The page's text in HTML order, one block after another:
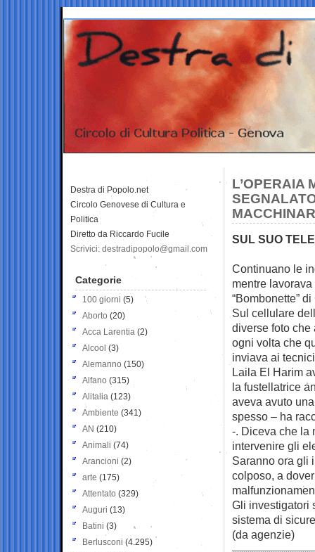
L’OPERAIA
SUL SUO
Continuano le
mentre lavorava
“Bombonette”
Sul cellulare
diverse foto che
ogni volta che
inviava ai
Laila El Harim
la fustellatrice
aveva avuto
spesso – ha
-. Diceva che la
intervenire gli
Saranno ora gli
colposo, a
Gli investigatori
sistema di
(da agenzie)
Destra di Popolo.net
Circolo Genovese di Cultura e
Politica
Diretto da Riccardo Fucile
Scrivici: destradipopolo@gmail.com
Categorie
100 giorni (5)
Aborto (20)
Acca Larentia (2)
Alcool (3)
Alemanno (150)
Alfano (315)
Alitalia (123)
Ambiente (341)
AN (210)
Animali (74)
Arancioni (2)
arte (175)
Attentato (329)
Auguri (13)
Batini (3)
Berlusconi (4.295)